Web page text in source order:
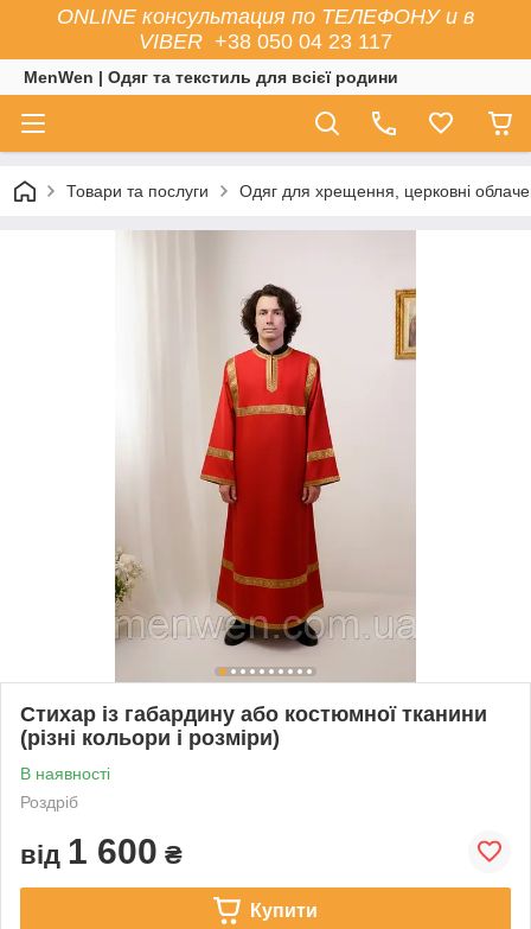
ONLINE консультация по ТЕЛЕФОНУ и в
VIBER +38 050 04 23 117
MenWen | Одяг та текстиль для всієї родини
Товари та послуги Одяг для хрещення, церковні
Стихар із габардину або костюмної тканини
(різні кольори і розміри)
В наявності
Роздріб
від 1 600 ₴
Купити